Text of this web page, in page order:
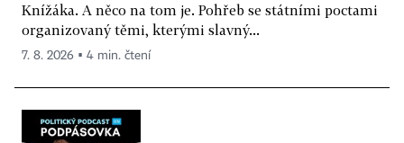
Knížáka. A něco na tom je. Pohřeb se státními poctami
organizovaný těmi, kterými slavný...
7. 8. 2026 ▪ 4 min. čtení